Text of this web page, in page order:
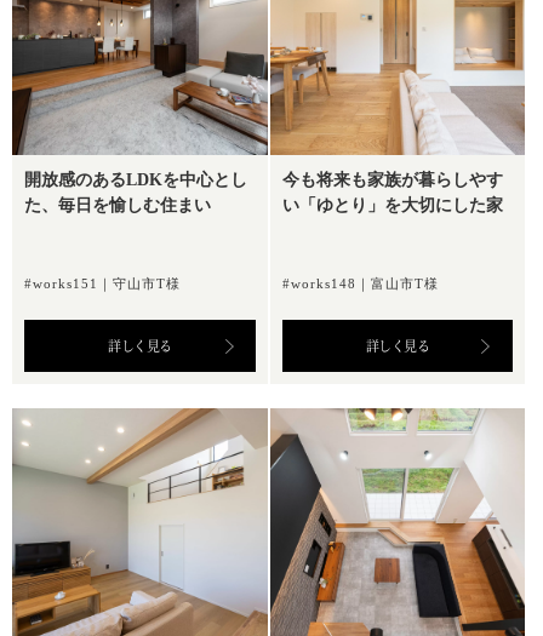
開放感のあるLDKを中心とし
た、毎日を愉しむ住まい
#works151｜守山市T様
詳しく見る
今も将来も家族が暮らしやす
い「ゆとり」を大切にした家
#works148｜富山市T様
詳しく見る